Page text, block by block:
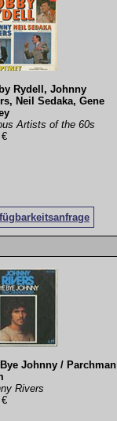
Rydell, Johnny
Neil Sedaka, Gene
Artists of the 60s
Johnny / Parchman
Rivers